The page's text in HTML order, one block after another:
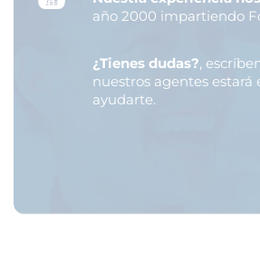
año 2000 impartiendo
¿Tienes dudas?,
nuestros agentes estará
ayudarte.